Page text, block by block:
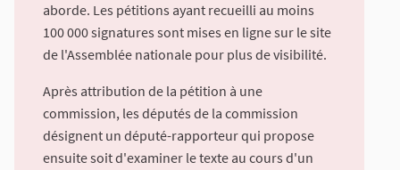
aborde. Les pétitions ayant recueilli au moins
100 000 signatures sont mises en ligne sur le site
de l'Assemblée nationale pour plus de visibilité.
Après attribution de la pétition à une
commission, les députés de la commission
désignent un député-rapporteur qui propose
ensuite soit d'examiner le texte au cours d'un